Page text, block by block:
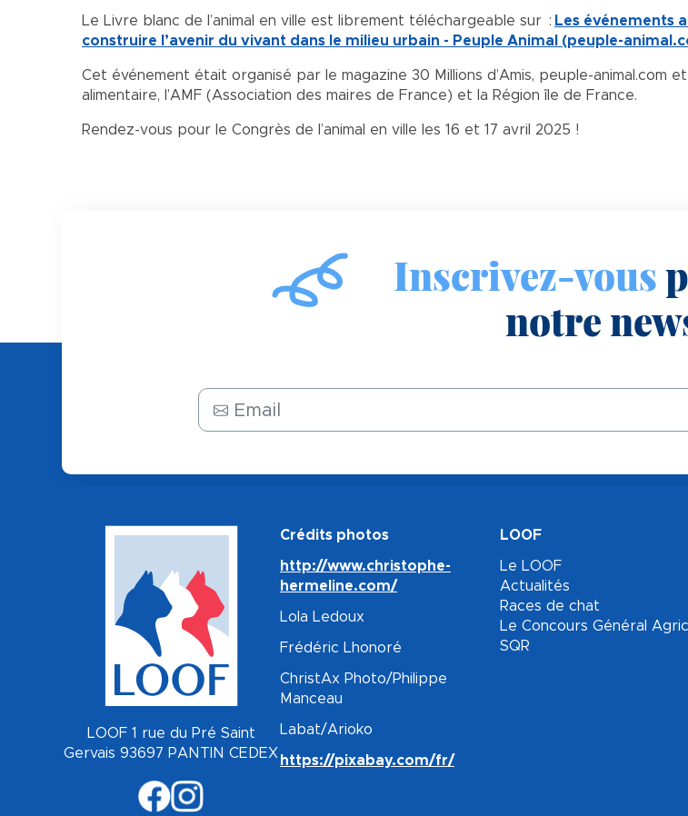
Le Livre blanc de l’animal en ville est librement téléchargeable sur : Les événements
construire l’avenir du vivant dans le milieu urbain - Peuple Animal (peuple-
Cet événement était organisé par le magazine 30 Millions d’Amis, peuple-animal.com
alimentaire, l’AMF (Association des maires de France) et la Région île de France.
Rendez-vous pour le Congrès de l’animal en ville les 16 et 17 avril 2025 !
Inscrivez-vous
notre
LOOF 1 rue du Pré Saint
Gervais 93697 PANTIN CEDEX
Crédits photos
http://www.christophe-
hermeline.com/
Lola Ledoux
Frédéric Lhonoré
ChristAx Photo/Philippe
Manceau
Labat/Arioko
https://pixabay.com/fr/
LOOF
Le LOOF
Actualités
Races de chat
Le Concours Général
SQR